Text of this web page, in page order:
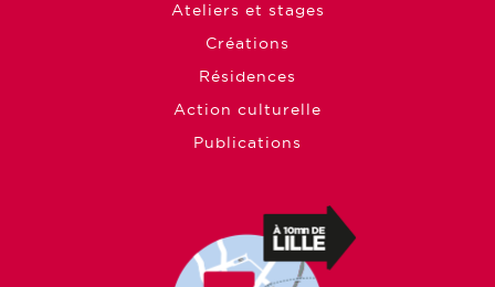
Ateliers et stages
Créations
Résidences
Action culturelle
Publications